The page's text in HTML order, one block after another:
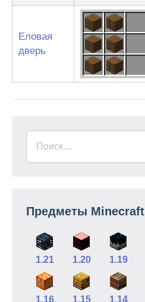
Еловая
дверь
Предметы Minecraft
1.21 1.20 1.19
1.16 1.15 1.14